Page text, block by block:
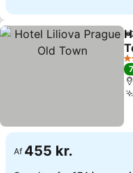
4
Af 455 kr.